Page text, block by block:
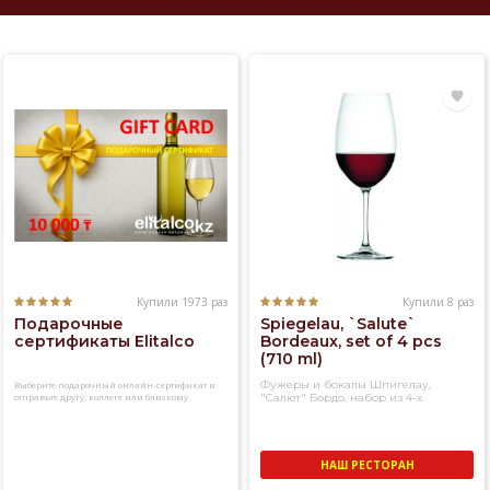
Купили 1973 раз
Подарочные
сертификаты Elitalco
Выберите подарочный онлайн-сертификат и
отправьте другу, коллеге или близкому
Купили 8 раз
Spiegelau, `Salute`
Bordeaux, set of 4 pcs
(710 ml)
Фужеры и бокалы Шпигелау,
"Салют" Бордо, набор из 4-х
НАШ РЕСТОРАН